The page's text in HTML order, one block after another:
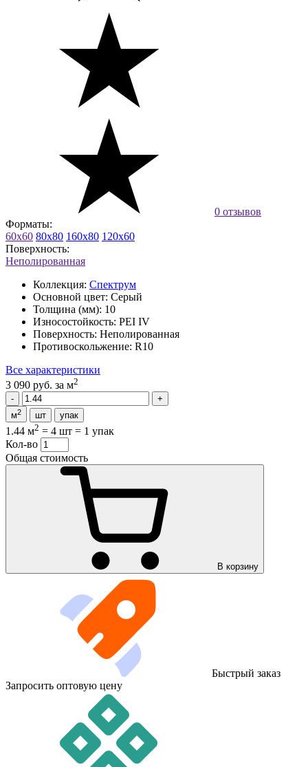
0 отзывов
Форматы:
60x60 80x80 160x80 120x60
Поверхность:
Неполированная
Коллекция: Спектрум
Основной цвет: Серый
Толщина (мм): 10
Износостойкость: PEI IV
Поверхность: Неполированная
Противоскольжение: R10
Все характеристики
3 090 руб. за м2
м2 шт упак
1.44 м2 = 4 шт = 1 упак
Кол-во
Общая стоимость
В корзину
Быстрый заказ
Запросить оптовую цену